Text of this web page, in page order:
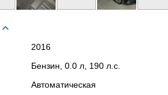
2016
Бензин, 0.0 л, 190 л.с.
Автоматическая